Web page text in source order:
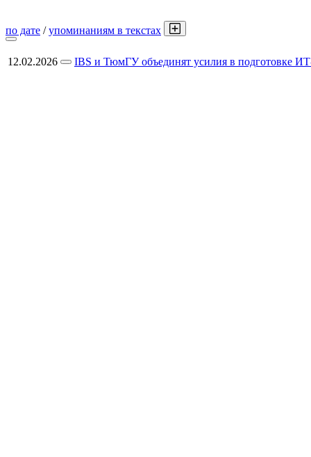
по дате /упоминаниям в текстах
12.02.2026 IBS и ТюмГУ объединят усилия в подготовке